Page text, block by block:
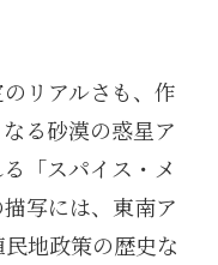
リアルさも、作
る砂漠の惑星ア
「スパイス・メ
写には、東南ア
地政策の歴史な